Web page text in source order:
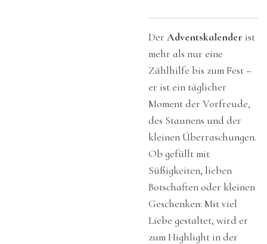
Der Adventskalender ist
mehr als nur eine
Zählhilfe bis zum Fest –
er ist ein täglicher
Moment der Vorfreude,
des Staunens und der
kleinen Überraschungen.
Ob gefüllt mit
Süßigkeiten, lieben
Botschaften oder kleinen
Geschenken: Mit viel
Liebe gestaltet, wird er
zum Highlight in der